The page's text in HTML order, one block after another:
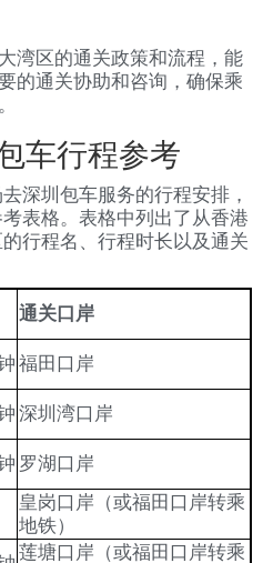
湾区的通关政策和流程，能
的通关协助和咨询，确保乘
车行程参考
深圳包车服务的行程安排，
表格。表格中列出了从香港
行程名、行程时长以及通关
通关口岸
福田口岸
深圳湾口岸
罗湖口岸
皇岗口岸（或福田口岸转乘
地铁）
莲塘口岸（或福田口岸转乘